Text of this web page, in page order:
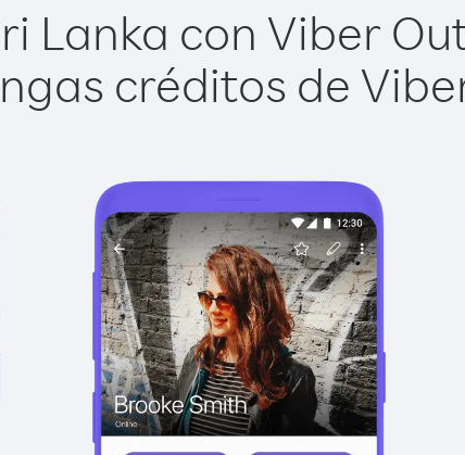
Lanka con Viber
créditos de